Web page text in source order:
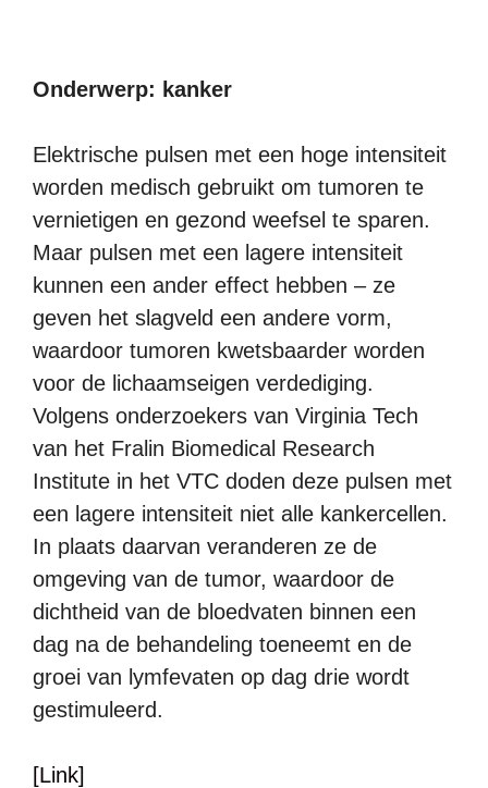
Onderwerp: kanker
Elektrische pulsen met een hoge intensiteit
worden medisch gebruikt om tumoren te
vernietigen en gezond weefsel te sparen.
Maar pulsen met een lagere intensiteit
kunnen een ander effect hebben – ze
geven het slagveld een andere vorm,
waardoor tumoren kwetsbaarder worden
voor de lichaamseigen verdediging.
Volgens onderzoekers van Virginia Tech
van het Fralin Biomedical Research
Institute in het VTC doden deze pulsen met
een lagere intensiteit niet alle kankercellen.
In plaats daarvan veranderen ze de
omgeving van de tumor, waardoor de
dichtheid van de bloedvaten binnen een
dag na de behandeling toeneemt en de
groei van lymfevaten op dag drie wordt
gestimuleerd.
[Link]